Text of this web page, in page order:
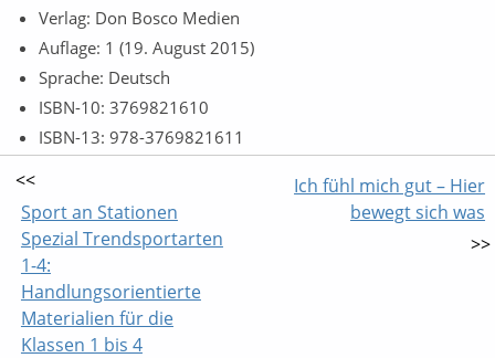
Verlag: Don Bosco Medien
Auflage: 1 (19. August 2015)
Sprache: Deutsch
ISBN-10: 3769821610
ISBN-13: 978-3769821611
<<
Sport an Stationen
Spezial Trendsportarten
1-4:
Handlungsorientierte
Materialien für die
Klassen 1 bis 4
Ich fühl mich gut – Hier
bewegt sich was
>>